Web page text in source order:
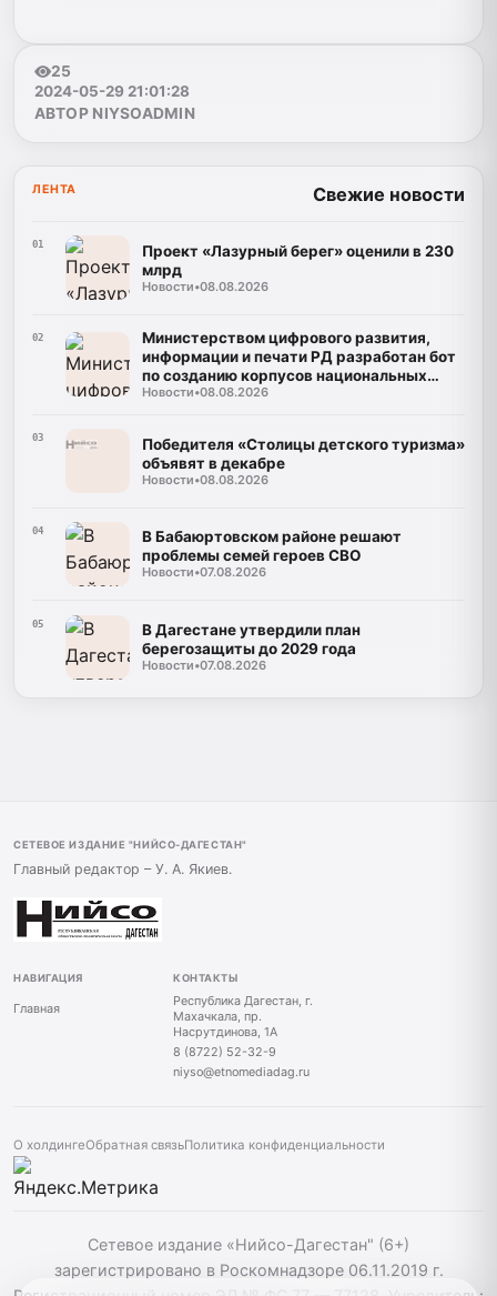
25
2024-05-29 21:01:28
АВТОР NIYSOADMIN
ЛЕНТА Свежие новости
01
Проект «Лазурный берег» оценили в 230
млрд
Новости•08.08.2026
02
Министерством цифрового развития,
информации и печати РД разработан бот
по созданию корпусов национальных
языков
Новости•08.08.2026
03
Победителя «Столицы детского туризма»
объявят в декабре
Новости•08.08.2026
04
В Бабаюртовском районе решают
проблемы семей героев СВО
Новости•07.08.2026
05
В Дагестане утвердили план
берегозащиты до 2029 года
Новости•07.08.2026
СЕТЕВОЕ ИЗДАНИЕ "НИЙСО-ДАГЕСТАН"
Главный редактор – У. А. Якиев.
НАВИГАЦИЯ
Главная
КОНТАКТЫ
Республика Дагестан, г.
Махачкала, пр.
Насрутдинова, 1А
8 (8722) 52-32-9
niyso@etnomediadag.ru
О холдингеОбратная связьПолитика конфиденциальности
Сетевое издание «Нийсо-Дагестан" (6+)
зарегистрировано в Роскомнадзоре 06.11.2019 г.